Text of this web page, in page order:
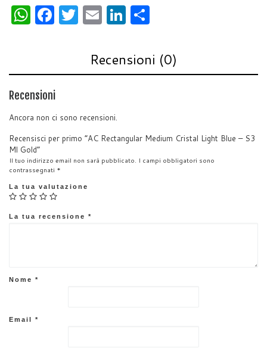
W
h
s
A
p
p
F
a
e
b
o
o
k
T
w
itt
er
E
m
ai
l
Li
n
k
e
ar
e
Recensioni (0)
Recensioni
Ancora non ci sono recensioni.
Recensisci per primo “AC Rectangular Medium Cristal Light Blue – S3
Ml Gold”
Il tuo indirizzo email non sarà pubblicato. I campi obbligatori sono
contrassegnati *
La tua valutazione
La tua recensione *
Nome *
Email *